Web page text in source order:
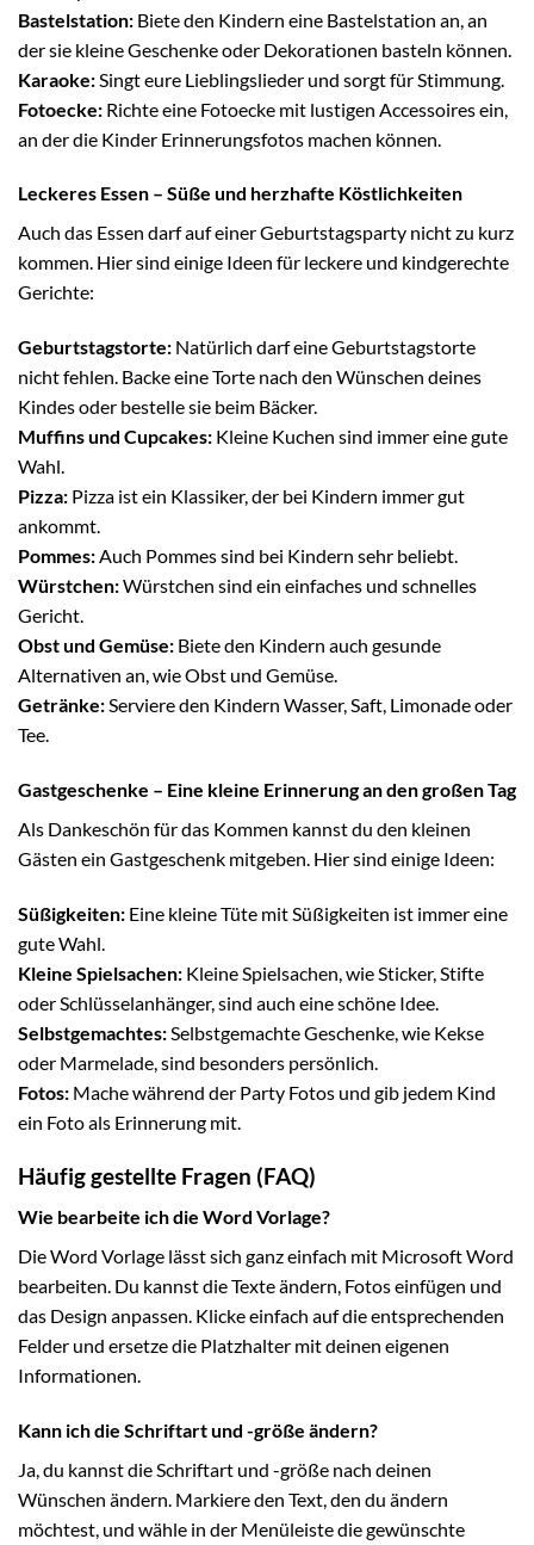
Bastelstation: Biete den Kindern eine Bastelstation an, an
der sie kleine Geschenke oder Dekorationen basteln können.
Karaoke: Singt eure Lieblingslieder und sorgt für Stimmung.
Fotoecke: Richte eine Fotoecke mit lustigen Accessoires ein,
an der die Kinder Erinnerungsfotos machen können.
Leckeres Essen – Süße und herzhafte Köstlichkeiten
Auch das Essen darf auf einer Geburtstagsparty nicht zu kurz
kommen. Hier sind einige Ideen für leckere und kindgerechte
Gerichte:
Geburtstagstorte: Natürlich darf eine Geburtstagstorte
nicht fehlen. Backe eine Torte nach den Wünschen deines
Kindes oder bestelle sie beim Bäcker.
Muffins und Cupcakes: Kleine Kuchen sind immer eine gute
Wahl.
Pizza: Pizza ist ein Klassiker, der bei Kindern immer gut
ankommt.
Pommes:Auch Pommes sind bei Kindern sehr beliebt.
Würstchen:Würstchen sind ein einfaches und schnelles
Gericht.
Obst und Gemüse: Biete den Kindern auch gesunde
Alternativen an, wie Obst und Gemüse.
Getränke:Serviere den Kindern Wasser, Saft, Limonade oder
Tee.
Gastgeschenke – Eine kleine Erinnerung an den großen Tag
Als Dankeschön für das Kommen kannst du den kleinen
Gästen ein Gastgeschenk mitgeben. Hier sind einige Ideen:
Süßigkeiten: Eine kleine Tüte mit Süßigkeiten ist immer eine
gute Wahl.
Kleine Spielsachen: Kleine Spielsachen, wie Sticker, Stifte
oder Schlüsselanhänger, sind auch eine schöne Idee.
Selbstgemachtes: Selbstgemachte Geschenke, wie Kekse
oder Marmelade, sind besonders persönlich.
Fotos: Mache während der Party Fotos und gib jedem Kind
ein Foto als Erinnerung mit.
Häufig gestellte Fragen (FAQ)
Wie bearbeite ich die Word Vorlage?
Die Word Vorlage lässt sich ganz einfach mit Microsoft Word
bearbeiten. Du kannst die Texte ändern, Fotos einfügen und
das Design anpassen. Klicke einfach auf die entsprechenden
Felder und ersetze die Platzhalter mit deinen eigenen
Informationen.
Kann ich die Schriftart und -größe ändern?
Ja, du kannst die Schriftart und -größe nach deinen
Wünschen ändern. Markiere den Text, den du ändern
möchtest, und wähle in der Menüleiste die gewünschte